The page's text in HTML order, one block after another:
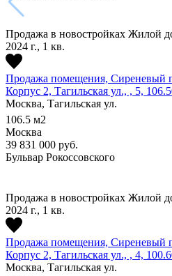
Продажа в новостройках Жилой
2024 г., 1 кв.
Продажа помещения, Сиреневый
Корпус 2, Тагильская ул., , 5,
Москва, Тагильская ул.
106.5 м2
Москва
39 831 000 руб.
Бульвар Рокоссовского
Продажа в новостройках Жилой
2024 г., 1 кв.
Продажа помещения, Сиреневый
Корпус 2, Тагильская ул., , 4,
Москва, Тагильская ул.